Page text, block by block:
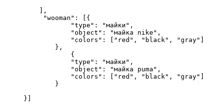
    ],
     "wooman": [{
            "type": "майки",
            "object": "майка nike",
            "colors": ["red", "black", "gray"]
        },
            {
            "type": "майки",
            "object": "майка puma",
            "colors": ["red", "black", "gray"]
        }
}]